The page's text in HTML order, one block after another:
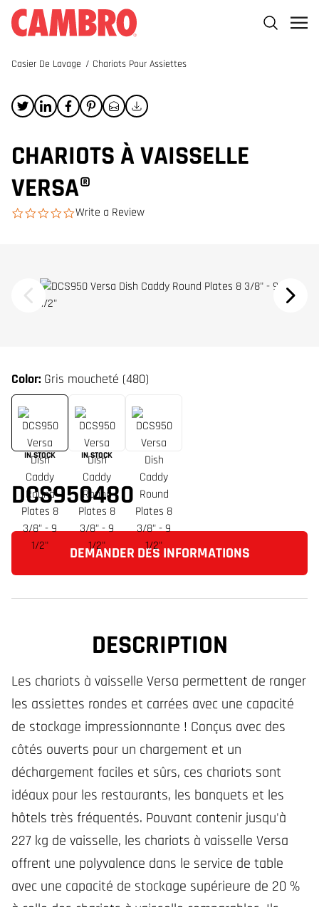
Casier De Lavage / Chariots Pour Assiettes
CHARIOTS À VAISSELLE
VERSA®
0.0 star rating
Write a Review
Color: Gris moucheté (480)
IN STOCK IN STOCK
DCS950480
DEMANDER DES INFORMATIONS
DESCRIPTION
Les chariots à vaisselle Versa permettent de ranger
les assiettes rondes et carrées avec une capacité
de stockage impressionnante ! Conçus avec des
côtés ouverts pour un chargement et un
déchargement faciles et sûrs, ces chariots sont
idéaux pour les restaurants, les banquets et les
hôtels très fréquentés. Pouvant contenir jusqu'à
227 kg de vaisselle, les chariots à vaisselle Versa
offrent une polyvalence dans le service de table
avec une capacité de stockage supérieure de 20 %